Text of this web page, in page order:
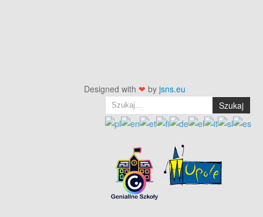
Designed with ❤ by jsns.eu
Szukaj